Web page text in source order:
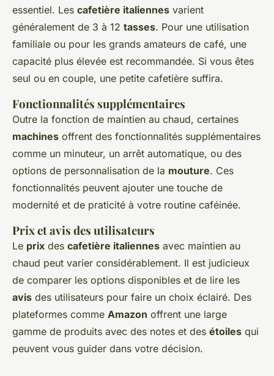
essentiel. Les cafetière italiennes varient
généralement de 3 à 12 tasses. Pour une utilisation
familiale ou pour les grands amateurs de café, une
capacité plus élevée est recommandée. Si vous êtes
seul ou en couple, une petite cafetière suffira.
Fonctionnalités supplémentaires
Outre la fonction de maintien au chaud, certaines
machines offrent des fonctionnalités supplémentaires
comme un minuteur, un arrêt automatique, ou des
options de personnalisation de la mouture. Ces
fonctionnalités peuvent ajouter une touche de
modernité et de praticité à votre routine caféinée.
Prix et avis des utilisateurs
Le prix des cafetière italiennes avec maintien au
chaud peut varier considérablement. Il est judicieux
de comparer les options disponibles et de lire les
avis des utilisateurs pour faire un choix éclairé. Des
plateformes comme Amazon offrent une large
gamme de produits avec des notes et des étoiles qui
peuvent vous guider dans votre décision.